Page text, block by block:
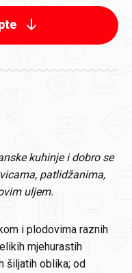
kuhinje i dobro se
patlidžanima,
uljem.
i plodovima raznih
mjehurastih
šiljatih oblika; od